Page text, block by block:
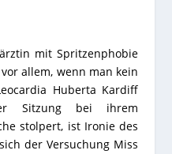
mit Spritzenphobie
allem, wenn man kein
Huberta Kardiff
Sitzung bei ihrem
stolpert, ist Ironie des
der Versuchung Miss